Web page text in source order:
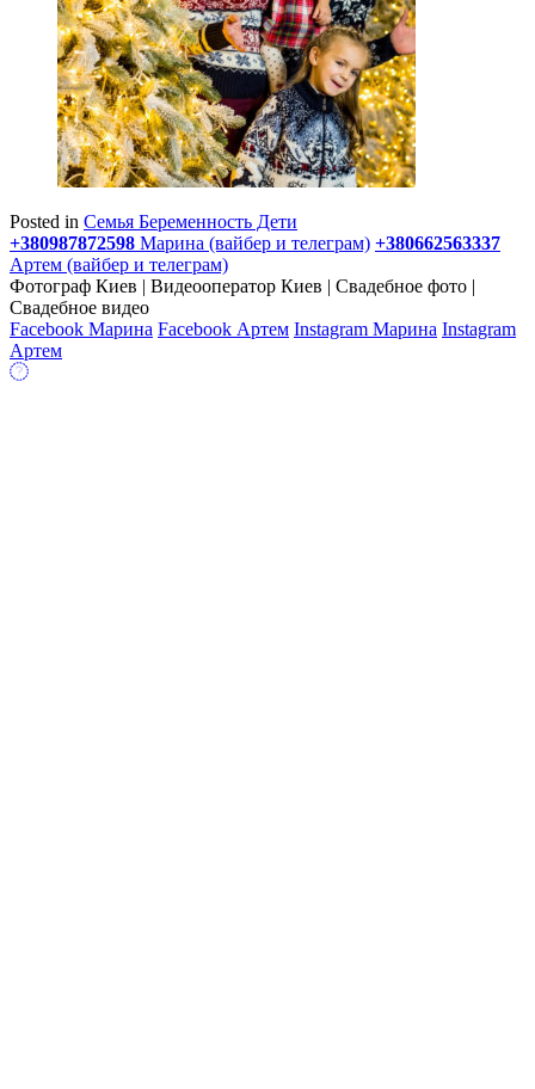
Posted in Семья Беременность Дети
+380987872598 Марина (вайбер и телеграм) +380662563337
Артем (вайбер и телеграм)
Фотограф Киев | Видеооператор Киев | Свадебное фото |
Свадебное видео
Facebook Марина Facebook Артем Instagram Марина Instagram
Артем